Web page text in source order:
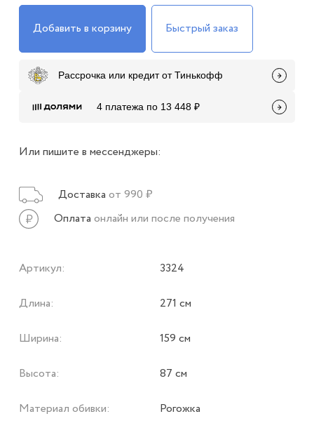
Добавить в корзину Быстрый заказ
Рассрочка или кредит от Тинькофф
4 платежа по 13 448 ₽
Или пишите в мессенджеры:
Доставка от 990 ₽
Оплата онлайн или после получения
Артикул: 3324
Длина: 271 см
Ширина: 159 см
Высота: 87 см
Материал обивки: Рогожка